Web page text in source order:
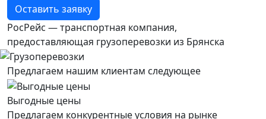
Оставить заявку
РосРейс — транспортная компания,
предоставляющая грузоперевозки из Брянска
Предлагаем нашим клиентам следующее
Выгодные цены
Предлагаем конкурентные условия на рынке